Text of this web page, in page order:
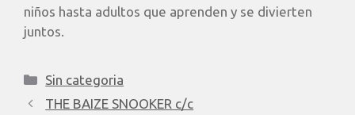
niños hasta adultos que aprenden y se divierten
juntos.
Sin categoria
THE BAIZE SNOOKER c/c